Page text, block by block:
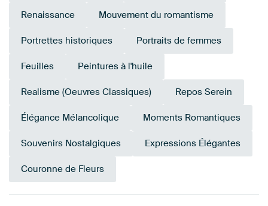
Renaissance Mouvement du romantisme
Portrettes historiques Portraits de femmes
Feuilles Peintures à l'huile
Realisme (Oeuvres Classiques) Repos Serein
Élégance Mélancolique Moments Romantiques
Souvenirs Nostalgiques Expressions Élégantes
Couronne de Fleurs